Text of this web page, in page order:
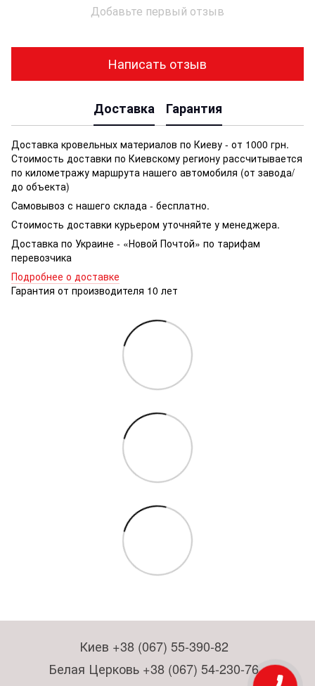
Добавьте первый отзыв
Написать отзыв
Доставка Гарантия
Доставка кровельных материалов по Киеву - от 1000 грн.
Стоимость доставки по Киевскому региону рассчитывается
по километражу маршрута нашего автомобиля (от завода/
до объекта)
Самовывоз с нашего склада - бесплатно.
Стоимость доставки курьером уточняйте у менеджера.
Доставка по Украине - «Новой Почтой» по тарифам
перевозчика
Подробнее о доставке
Гарантия от производителя 10 лет
Киев +38 (067) 55-390-82
Белая Церковь +38 (067) 54-230-76